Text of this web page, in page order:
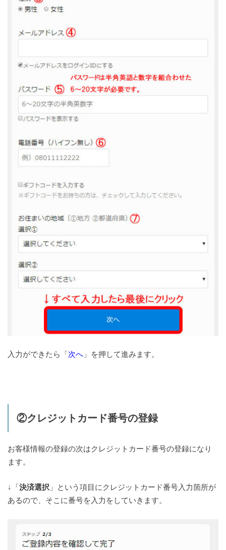
入力ができたら「次へ 」を押して進みます。
②クレジットカード番号の登録
お客様情報の登録の次はクレジットカード番号の登録になり
ます。
↓「決済選択 」という項目にクレジットカード番号入力箇所が
あるので、そこに番号を入力をしていきます。